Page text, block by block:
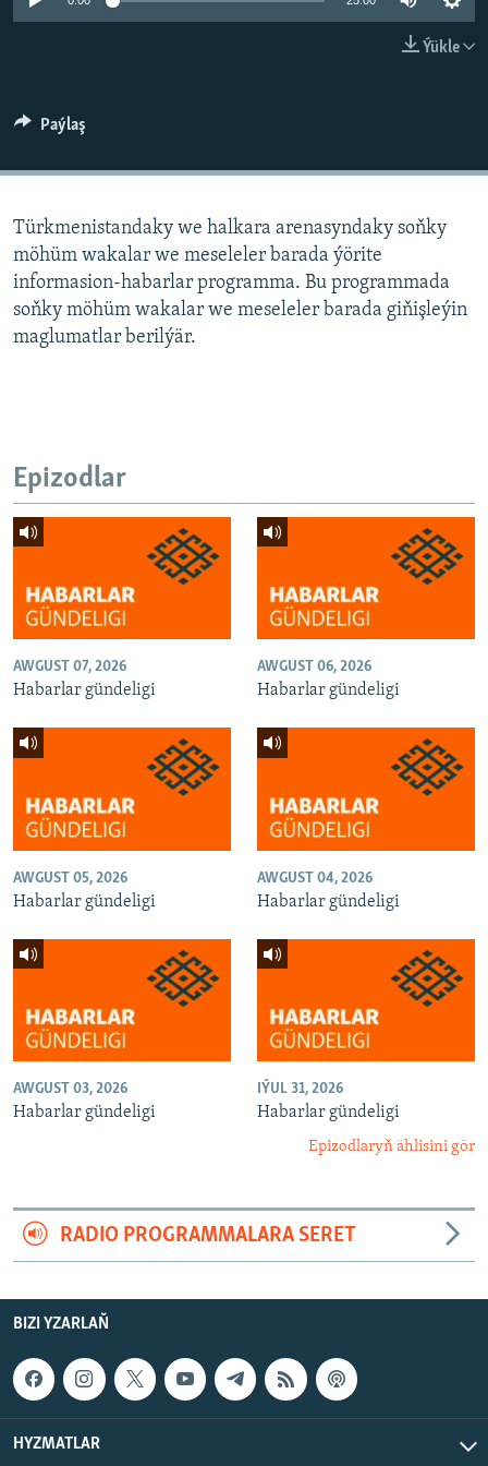
Ýükle
Paýlaş
Türkmenistandaky we halkara arenasyndaky soňky
möhüm wakalar we meseleler barada ýörite
informasion-habarlar programma. Bu programmada
soňky möhüm wakalar we meseleler barada giňişleýin
maglumatlar berilýär.
Epizodlar
AWGUST 07, 2026
Habarlar gündeligi
AWGUST 06, 2026
Habarlar gündeligi
AWGUST 05, 2026
Habarlar gündeligi
AWGUST 04, 2026
Habarlar gündeligi
AWGUST 03, 2026
Habarlar gündeligi
IÝUL 31, 2026
Habarlar gündeligi
Epizodlaryň ählisini gör
RADIO PROGRAMMALARA SERET
BIZI YZARLAŇ
HYZMATLAR